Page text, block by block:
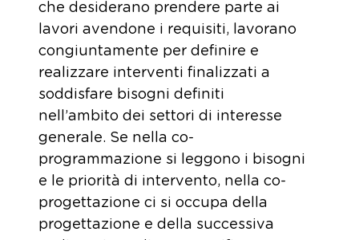
che desiderano prendere parte ai
lavori avendone i requisiti, lavorano
congiuntamente per definire e
realizzare interventi finalizzati a
soddisfare bisogni definiti
nell’ambito dei settori di interesse
generale. Se nella co-
programmazione si leggono i bisogni
e le priorità di intervento, nella co-
progettazione ci si occupa della
progettazione e della successiva